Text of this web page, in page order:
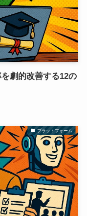
劇的改善する12の
プラットフォーム